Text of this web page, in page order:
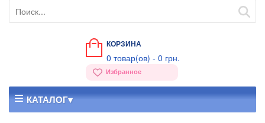
КОРЗИНА
0 товар(ов) - 0 грн.
Избранное
КАТАЛОГ▾